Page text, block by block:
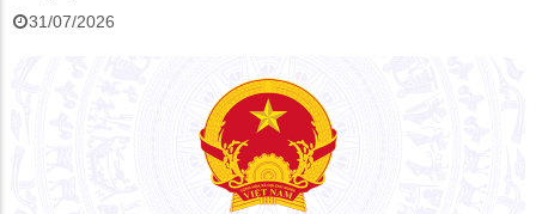
31/07/2026